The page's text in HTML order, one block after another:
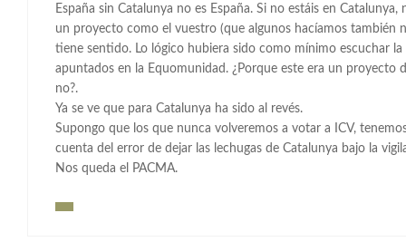
España sin Catalunya no es España. Si no estáis en Catalunya,
un proyecto como el vuestro (que algunos hacíamos también
tiene sentido. Lo lógico hubiera sido como mínimo escuchar
apuntados en la Equomunidad. ¿Porque este era un proyecto
no?.
Ya se ve que para Catalunya ha sido al revés.
Supongo que los que nunca volveremos a votar a ICV,
cuenta del error de dejar las lechugas de Catalunya bajo la
Nos queda el PACMA.